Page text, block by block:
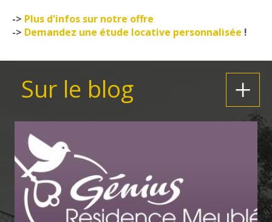
-> Plus d'infos sur notre offre
-> Demandez une étude locative personnalisée !
Sur le blog +